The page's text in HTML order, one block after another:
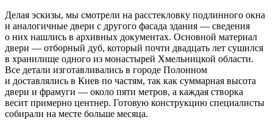
Делая эскизы, мы смотрели на расстекловку подлинного окна
и аналогичные двери с другого фасада здания — сведения
о них нашлись в архивных документах. Основной материал
двери — отборный дуб, который почти двадцать лет сушился
в хранилище одного из монастырей Хмельницкой области.
Все детали изготавливались в городе Полонном
и доставлялись в Киев по частям, так как суммарная высота
двери и фрамуги — около пяти метров, а каждая створка
весит примерно центнер. Готовую конструкцию специалисты
собирали на месте больше месяца.